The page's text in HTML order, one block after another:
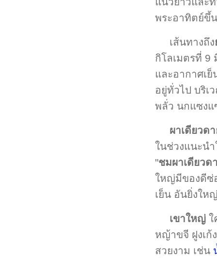
พระอาทิตย์ขึ้
เส้นทางถึง
กิโลเมตรที่ 9
และอากาศเ
อยู่ทั่วไป บริเ
พลั่ว นกแซงแ
ผาเดียวด
ในช่วงแนะน
"ชมผาเดียวด
ใหญ่มีของดีซ่
เย็น อันยิ่งใ
เขาใหญ่ ใ
หญ้าขจี ฝูงเก้
สวยงาม เช่น